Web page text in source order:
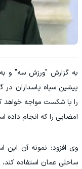
به گزارش "ورزش سه" و به
پیشین سپاه پاسداران در
را با شکست مواجه
امضایی را که انجام داده
وی افزود: نمونه آن
ساحلی عمان استفاده